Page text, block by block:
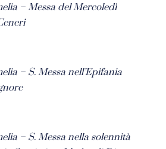
– Messa del Mercoledì
– S. Messa nell’Epifania
– S. Messa nella solennità